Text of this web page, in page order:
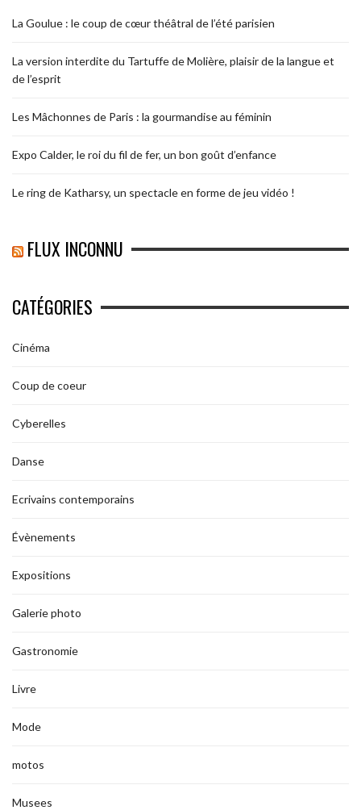
La Goulue : le coup de cœur théâtral de l’été parisien
La version interdite du Tartuffe de Molière, plaisir de la langue et
de l’esprit
Les Mâchonnes de Paris : la gourmandise au féminin
Expo Calder, le roi du fil de fer, un bon goût d’enfance
Le ring de Katharsy, un spectacle en forme de jeu vidéo !
FLUX INCONNU
CATÉGORIES
Cinéma
Coup de coeur
Cyberelles
Danse
Ecrivains contemporains
Évènements
Expositions
Galerie photo
Gastronomie
Livre
Mode
motos
Musees